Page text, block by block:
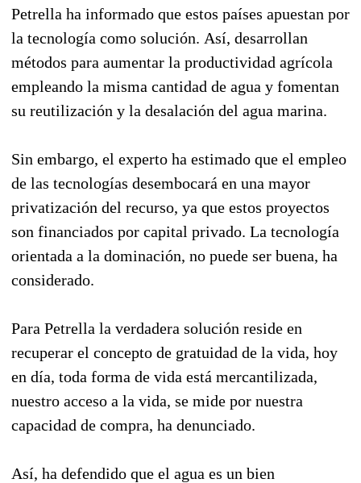
Petrella ha informado que estos países apuestan por
la tecnología como solución. Así, desarrollan
métodos para aumentar la productividad agrícola
empleando la misma cantidad de agua y fomentan
su reutilización y la desalación del agua marina.
Sin embargo, el experto ha estimado que el empleo
de las tecnologías desembocará en una mayor
privatización del recurso, ya que estos proyectos
son financiados por capital privado. La tecnología
orientada a la dominación, no puede ser buena, ha
considerado.
Para Petrella la verdadera solución reside en
recuperar el concepto de gratuidad de la vida, hoy
en día, toda forma de vida está mercantilizada,
nuestro acceso a la vida, se mide por nuestra
capacidad de compra, ha denunciado.
Así, ha defendido que el agua es un bien